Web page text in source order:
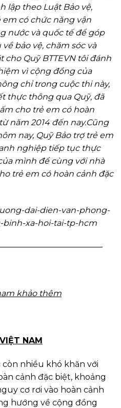
lập theo Luật Bảo vệ,
em có chức năng vận
nước và quốc tế để góp
bảo vệ, chăm sóc và
cho Quỹ BTTEVN tôi đánh
vì cộng đồng của
chỉ trong cuộc thi này,
thực thông qua Quỹ, đã
cho trẻ em có hoàn
năm 2014 đến nay.Cũng
nay, Quỹ Bảo trợ trẻ em
nghiệp tiếp tục thực
mình để cùng với nhà
trẻ em có hoàn cảnh đặc
khảo thêm
NAM
nhiều khó khăn với
cảnh đặc biệt, khoảng
cơ rơi vào hoàn cảnh
hướng về cộng đồng